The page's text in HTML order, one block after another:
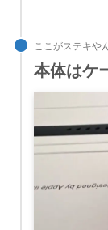
ここがステキや
本体はケ